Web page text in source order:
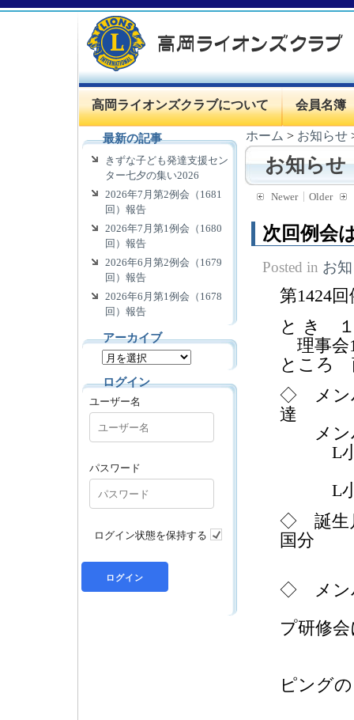
高岡ライオンズクラブについて 会員名簿
ホーム > お知らせ
お知らせ
Newer Older
次回例会
Posted in お
第1424
と き
理事会
ところ
◇ メン
達 L
メン
L小
L小
◇ 誕
国分
◇ メ
プ研
ピング
最新の記事
きずな子ども発達支援セン
ター七夕の集い2026
2026年7月第2例会（1681
回）報告
2026年7月第1例会（1680
回）報告
2026年6月第2例会（1679
回）報告
2026年6月第1例会（1678
回）報告
アーカイブ
ログイン
ユーザー名
パスワード
ログイン状態を保持する